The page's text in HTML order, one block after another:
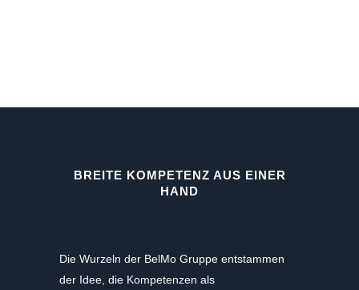
BREITE KOMPETENZ AUS EINER
HAND
Die Wurzeln der BelMo Gruppe entstammen
der Idee, die Kompetenzen als